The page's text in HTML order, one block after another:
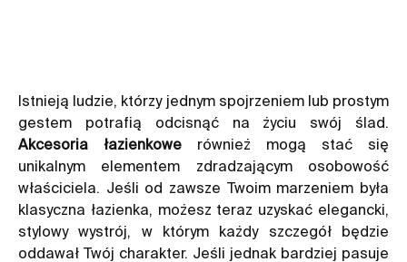
Istnieją ludzie, którzy jednym spojrzeniem lub prostym
gestem potrafią odcisnąć na życiu swój ślad.
Akcesoria łazienkowe również mogą stać się
unikalnym elementem zdradzającym osobowość
właściciela. Jeśli od zawsze Twoim marzeniem była
klasyczna łazienka, możesz teraz uzyskać elegancki,
stylowy wystrój, w którym każdy szczegół będzie
oddawał Twój charakter. Jeśli jednak bardziej pasuje